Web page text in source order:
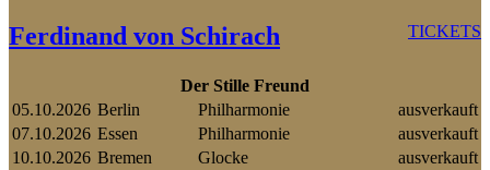
TICKETS
Ferdinand von Schirach
Der Stille Freund
05.10.2026 Berlin Philharmonie
ausverkauft
07.10.2026 Essen Philharmonie
ausverkauft
10.10.2026 Bremen Glocke
ausverkauft